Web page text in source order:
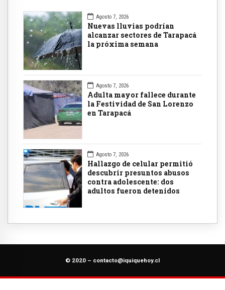
Agosto 7, 2026
Nuevas lluvias podrían
alcanzar sectores de Tarapacá
la próxima semana
Agosto 7, 2026
Adulta mayor fallece durante
la Festividad de San Lorenzo
en Tarapacá
Agosto 7, 2026
Hallazgo de celular permitió
descubrir presuntos abusos
contra adolescente: dos
adultos fueron detenidos
© 2020 – contacto@iquiquehoy.cl